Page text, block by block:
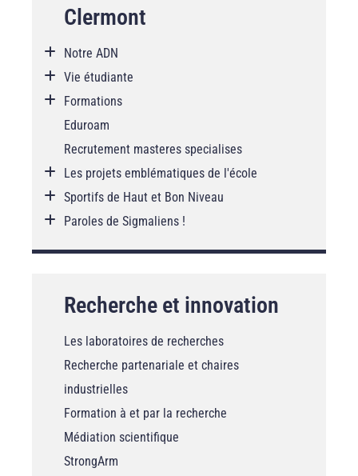
Clermont
Notre ADN
Vie étudiante
Formations
Eduroam
Recrutement masteres specialises
Les projets emblématiques de l'école
Sportifs de Haut et Bon Niveau
Paroles de Sigmaliens !
Recherche et innovation
Les laboratoires de recherches
Recherche partenariale et chaires
industrielles
Formation à et par la recherche
Médiation scientifique
StrongArm